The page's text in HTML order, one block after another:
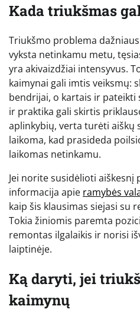
Kada triukšmas
Triukšmo problema
vyksta netinkamu metu,
yra akivaizdžiai intensyvus.
kaimynai gali imtis veiksmų:
bendrijai, o kartais ir pateikti
ir praktika gali skirtis
aplinkybių, verta turėti aiškų
laikoma, kad prasideda
laikomas netinkamu.
Jei norite susidėlioti aiškesnį
informacija apie ramybės
kaip šis klausimas siejasi su
Tokia žiniomis paremta
remontas ilgalaikis ir norisi
laiptinėje.
Ką daryti, jei
kaimynų